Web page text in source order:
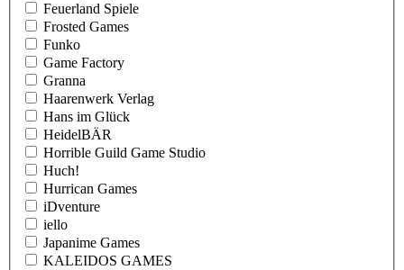
Feuerland Spiele
Frosted Games
Funko
Game Factory
Granna
Haarenwerk Verlag
Hans im Glück
HeidelBÄR
Horrible Guild Game Studio
Huch!
Hurrican Games
iDventure
iello
Japanime Games
KALEIDOS GAMES